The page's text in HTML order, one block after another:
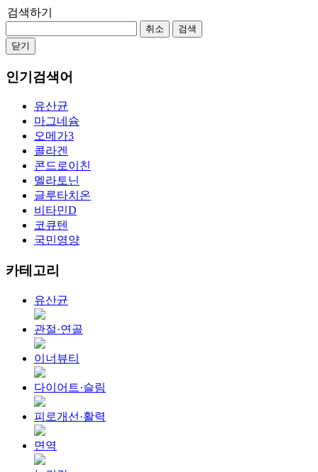
검색하기
취소
검색
닫기
인기검색어
유산균
마그네슘
오메가3
콜라겐
콘드로이친
멜라토닌
글루타치온
비타민D
코큐텐
국민영양
카테고리
유산균
관절·연골
이너뷰티
다이어트·슬림
피로개선·활력
면역